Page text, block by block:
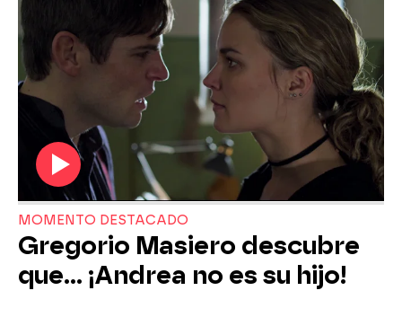
MOMENTO DESTACADO
Gregorio Masiero descubre
que... ¡Andrea no es su hijo!